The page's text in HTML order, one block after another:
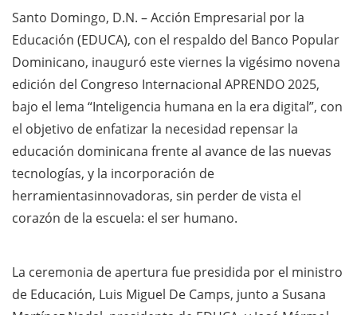
Santo Domingo, D.N. – Acción Empresarial por la
Educación (EDUCA), con el respaldo del Banco Popular
Dominicano, inauguró este viernes la vigésimo novena
edición del Congreso Internacional APRENDO 2025,
bajo el lema “Inteligencia humana en la era digital”, con
el objetivo de enfatizar la necesidad repensar la
educación dominicana frente al avance de las nuevas
tecnologías, y la incorporación de
herramientasinnovadoras, sin perder de vista el
corazón de la escuela: el ser humano.
La ceremonia de apertura fue presidida por el ministro
de Educación, Luis Miguel De Camps, junto a Susana